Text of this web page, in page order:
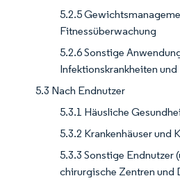
5.2.5
Fitnessüberwachung
5.2.6 Sonstige
Infektionskrankheiten
5.3 Nach Endnutzer
5.3.1 Häusliche
5.3.2 Krankenhäuser und
5.3.3 Sonstige Endnutzer
chirurgische Zentren und